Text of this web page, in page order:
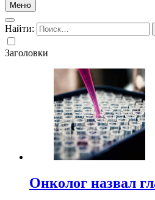
Меню
Найти:
Заголовки
Онколог назвал